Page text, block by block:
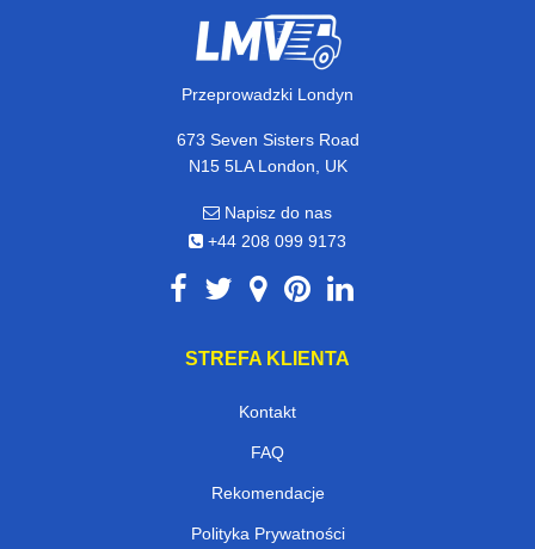
Przeprowadzki Londyn
673 Seven Sisters Road
N15 5LA London, UK
Napisz do nas
+44 208 099 9173
STREFA KLIENTA
Kontakt
FAQ
Rekomendacje
Polityka Prywatności